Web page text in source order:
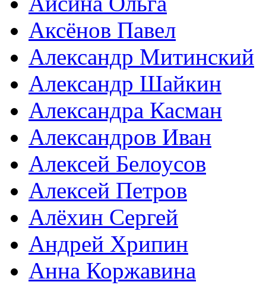
Аксёнов Павел
Александр Митинский
Александр Шайкин
Александра Касман
Александров Иван
Алексей Белоусов
Алексей Петров
Алёхин Сергей
Андрей Хрипин
Анна Коржавина